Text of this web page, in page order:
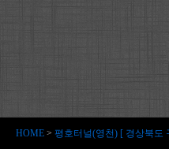
HOME > 평호터널(영천) [ 경상북도